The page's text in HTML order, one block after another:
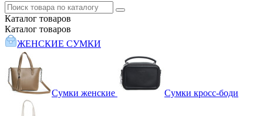
Каталог товаров
Каталог товаров
ЖЕНСКИЕ СУМКИ
Сумки женские Сумки кросс-боди